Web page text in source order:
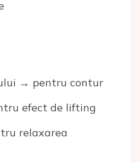
→ pentru contur
efect de lifting
relaxarea